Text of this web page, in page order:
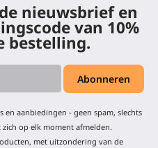
nieuwsbrief en
van 10%
bestelling.
en aanbiedingen - geen spam, slechts
op elk moment afmelden.
met uitzondering van de